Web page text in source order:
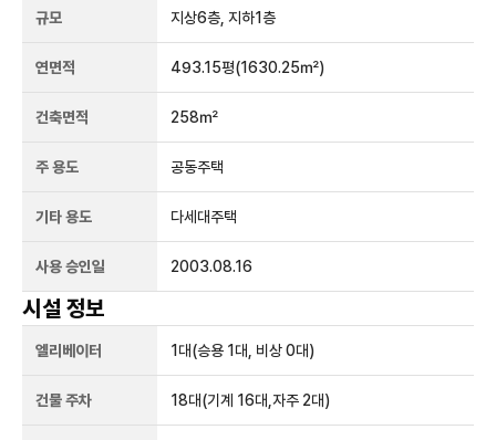
규모 지상6층, 지하1층
연면적 493.15평(1630.25㎡)
건축면적 258㎡
주 용도 공동주택
기타 용도 다세대주택
사용 승인일 2003.08.16
시설 정보
엘리베이터 1 대(승용 1대, 비상 0대)
건물 주차 18대(기계 16대,자주 2대)